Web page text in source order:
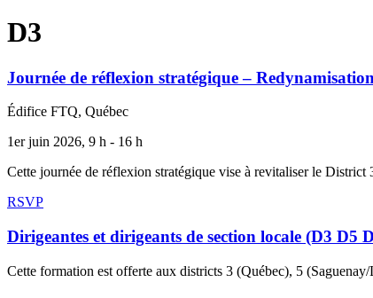
D3
Journée de réflexion stratégique –
Édifice FTQ, Québec
1er juin 2026, 9 h - 16 h
Cette journée de réflexion stratégique vise à revitaliser le
RSVP
Dirigeantes et dirigeants de section locale (D3 D5
Cette formation est offerte aux districts 3 (Québec), 5